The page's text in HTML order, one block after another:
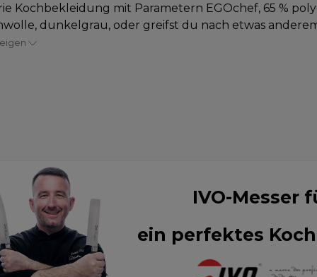
Kochbekleidung mit Parametern EGOchef, 65 %
dunkelgrau, oder greifst du nach etwas
IVO-Messer
ein perfektes